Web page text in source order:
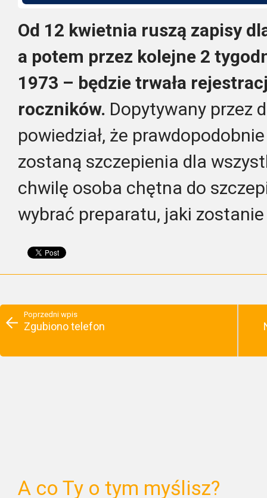
Od 12 kwietnia ruszą zapisy
a potem przez kolejne 2
1973 – będzie trwała
roczników. Dopytywany przez
powiedział, że
zostaną szczepienia dla
chwilę osoba chętna do
wybrać preparatu, jaki
Poprzedni wpis
Zgubiono telefon
A co Ty o tym myślisz?